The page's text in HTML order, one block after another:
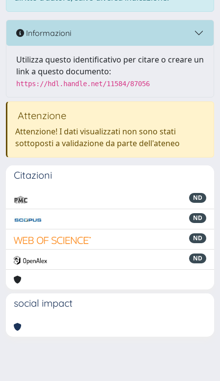
Informazioni
Utilizza questo identificativo per citare o creare un
link a questo documento:
https://hdl.handle.net/11584/87056
Attenzione
Attenzione! I dati visualizzati non sono stati
sottoposti a validazione da parte dell'ateneo
Citazioni
ND
ND
ND
ND
social impact